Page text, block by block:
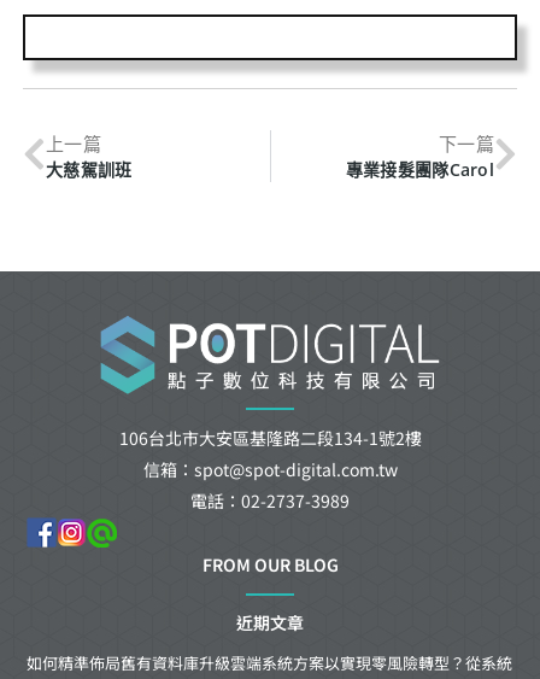
上一篇
大慈駕訓班
下一篇
專業接髮團隊Carol
106台北市大安區基隆路二段134-1號2樓
信箱：spot@spot-digital.com.tw
電話：02-2737-3989
FROM OUR BLOG
近期文章
如何精準佈局舊有資料庫升級雲端系統方案以實現零風險轉型？從系統